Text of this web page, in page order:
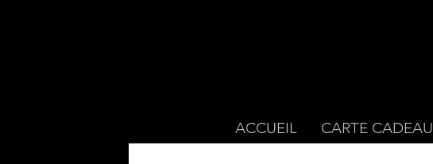
ACCUEIL CARTE CADEAU